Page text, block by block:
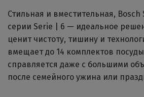
Стильная и вместительная, Bosch
серии Serie | 6 — идеальное
ценит чистоту, тишину и
вмещает до 14 комплектов
справляется даже с большими
после семейного ужина или